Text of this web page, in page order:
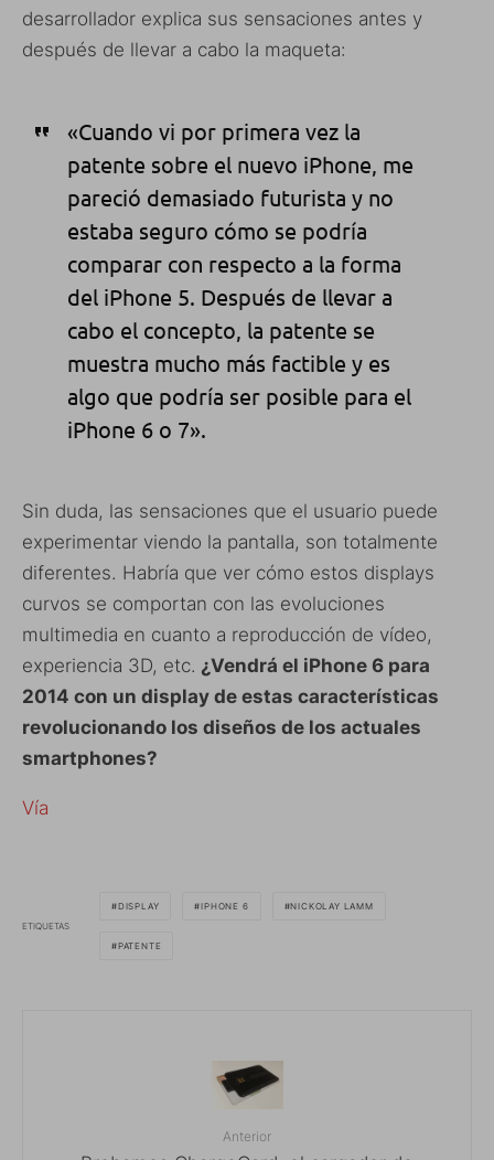
desarrollador explica sus sensaciones antes y
después de llevar a cabo la maqueta:
«Cuando vi por primera vez la
patente sobre el nuevo iPhone, me
pareció demasiado futurista y no
estaba seguro cómo se podría
comparar con respecto a la forma
del iPhone 5. Después de llevar a
cabo el concepto, la patente se
muestra mucho más factible y es
algo que podría ser posible para el
iPhone 6 o 7».
Sin duda, las sensaciones que el usuario puede
experimentar viendo la pantalla, son totalmente
diferentes. Habría que ver cómo estos displays
curvos se comportan con las evoluciones
multimedia en cuanto a reproducción de vídeo,
experiencia 3D, etc. ¿Vendrá el iPhone 6 para
2014 con un display de estas características
revolucionando los diseños de los actuales
smartphones?
Vía
ETIQUETAS
DISPLAY IPHONE 6 NICKOLAY LAMM
PATENTE
Anterior